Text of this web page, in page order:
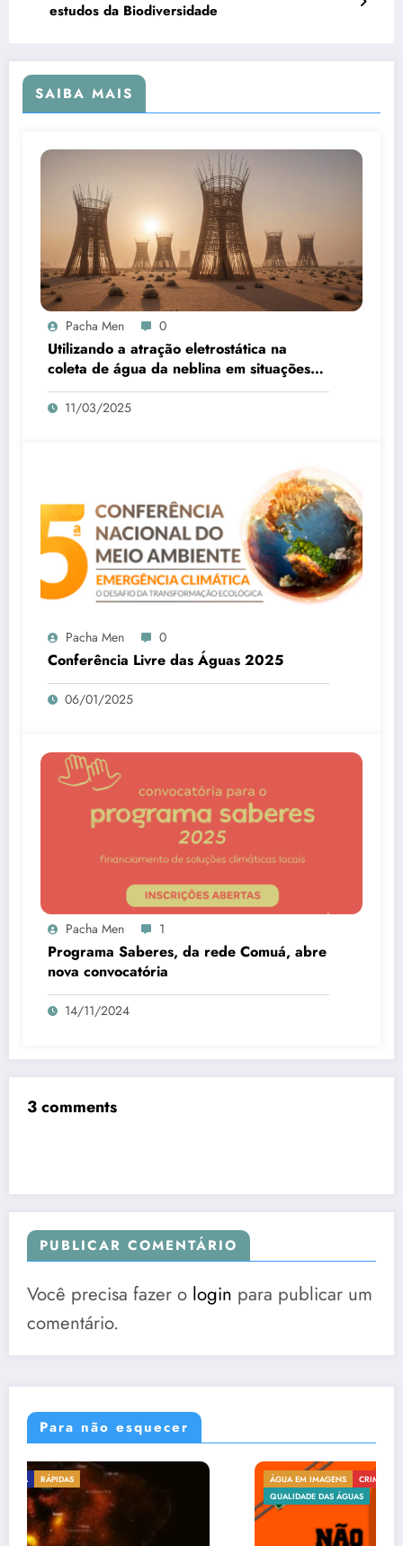
estudos da Biodiversidade
SAIBA MAIS
Pacha Men 0
Utilizando a atração eletrostática na
coleta de água da neblina em situações
de seca
11/03/2025
Pacha Men 0
Conferência Livre das Águas 2025
06/01/2025
Pacha Men 1
Programa Saberes, da rede Comuá, abre
nova convocatória
14/11/2024
3 comments
PUBLICAR COMENTÁRIO
Você precisa fazer o login para publicar um
comentário.
Para não esquecer
ÁGUA EM IMAGENS
QUALIDADE DAS ÁGUAS